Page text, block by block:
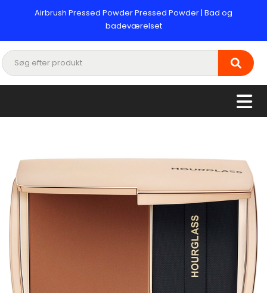
Airbrush Pressed Powder Pressed Powder | Bad og
badeværelset